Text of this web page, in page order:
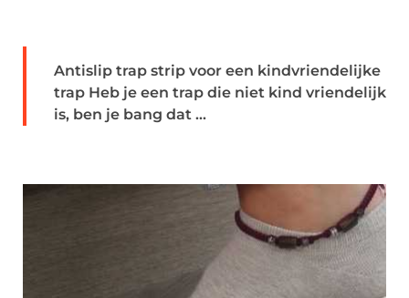
Antislip trap strip voor een kindvriendelijke
trap Heb je een trap die niet kind vriendelijk
is, ben je bang dat ...